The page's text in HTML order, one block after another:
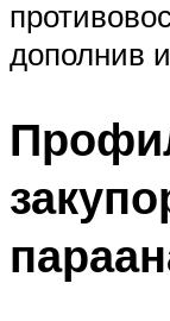
дополнив